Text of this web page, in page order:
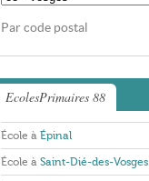
Par code postal
EcolesPrimaires 88
École à Épinal
École à Saint-Dié-des-Vosges